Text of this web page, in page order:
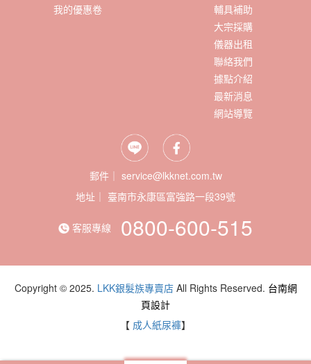
我的優惠卷
輔具補助
大宗採購
儀器出租
聯絡我們
據點介紹
最新消息
網站導覽
郵件｜ service@lkknet.com.tw
地址｜
客服專線 0800-600-515
Copyright © 2025. LKK銀髮族專賣店All Rights Reserved. 台南網
頁設計
【 成人紙尿褲】